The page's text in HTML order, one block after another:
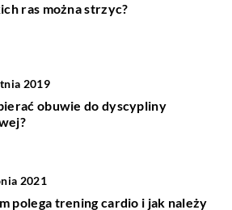
ras można strzyc?
2019
obuwie do dyscypliny
2021
polega trening cardio i jak należy